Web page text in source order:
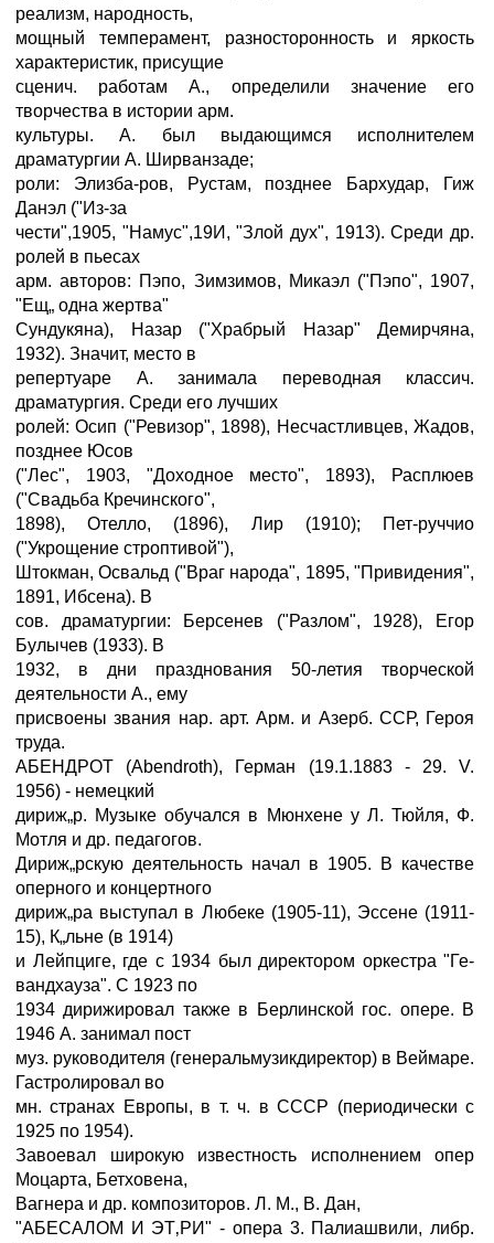
реализм, народность,
мощный темперамент, разносторонность и яркость
характеристик, присущие
сценич. работам А., определили значение его
творчества в истории арм.
культуры. А. был выдающимся исполнителем
драматургии А. Ширванзаде;
роли: Элизба-ров, Рустам, позднее Бархудар, Гиж
Данэл ("Из-за
чести",1905, "Намус",19И, "Злой дух", 1913). Среди др.
ролей в пьесах
арм. авторов: Пэпо, Зимзимов, Микаэл ("Пэпо", 1907,
"Ещ„ одна жертва"
Сундукяна), Назар ("Храбрый Назар" Демирчяна,
1932). Значит, место в
репертуаре А. занимала переводная классич.
драматургия. Среди его лучших
ролей: Осип ("Ревизор", 1898), Несчастливцев, Жадов,
позднее Юсов
("Лес", 1903, "Доходное место", 1893), Расплюев
("Свадьба Кречинского",
1898), Отелло, (1896), Лир (1910); Пет-руччио
("Укрощение строптивой"),
Штокман, Освальд ("Враг народа", 1895, "Привидения",
1891, Ибсена). В
сов. драматургии: Берсенев ("Разлом", 1928), Егор
Булычев (1933). В
1932, в дни празднования 50-летия творческой
деятельности А., ему
присвоены звания нар. арт. Арм. и Азерб. ССР, Героя
труда.
АБЕНДРОТ (Abendroth), Герман (19.1.1883 - 29. V.
1956) - немецкий
дириж„р. Музыке обучался в Мюнхене у Л. Тюйля, Ф.
Мотля и др. педагогов.
Дириж„рскую деятельность начал в 1905. В качестве
оперного и концертного
дириж„ра выступал в Любеке (1905-11), Эссене (1911-
15), К„льне (в 1914)
и Лейпциге, где с 1934 был директором оркестра "Ге-
вандхауза". С 1923 по
1934 дирижировал также в Берлинской гос. опере. В
1946 А. занимал пост
муз. руководителя (генеральмузикдиректор) в Веймаре.
Гастролировал во
мн. странах Европы, в т. ч. в СССР (периодически с
1925 по 1954).
Завоевал широкую известность исполнением опер
Моцарта, Бетховена,
Вагнера и др. композиторов. Л. М., В. Дан,
"АБЕСАЛОМ И ЭТ‚РИ" - опера 3. Палиашвили, либр.